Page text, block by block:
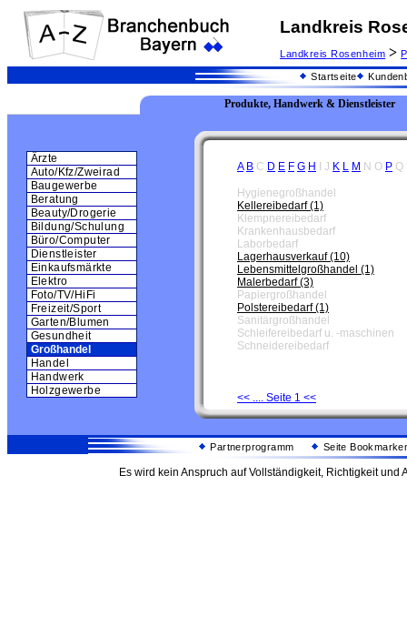
Landkreis
Landkreis Rosenheim >
Startseite
Produkte, Handwerk & Dienstleister
Ärzte
Auto/Kfz/Zweirad
Baugewerbe
Beratung
Beauty/Drogerie
Bildung/Schulung
Büro/Computer
Dienstleister
Einkaufsmärkte
Elektro
Foto/TV/HiFi
Freizeit/Sport
Garten/Blumen
Gesundheit
Großhandel
Handel
Handwerk
Holzgewerbe
A B C D E F G H J K L M N O P Q
Hygienegroßhandel
Kellereibedarf (1)
Klempnereibedarf
Krankenhausbedarf
Laborbedarf
Lagerhausverkauf (10)
Lebensmittelgroßhandel (1)
Malerbedarf (3)
Papiergroßhandel
Polstereibedarf (1)
Sanitärgroßhandel
Schleifereibedarf u. -maschinen
Schneidereibedarf
<< .... Seite 1 <<
Partnerprogramm Seite
Es wird kein Anspruch auf Vollständigkeit, Richtigkeit